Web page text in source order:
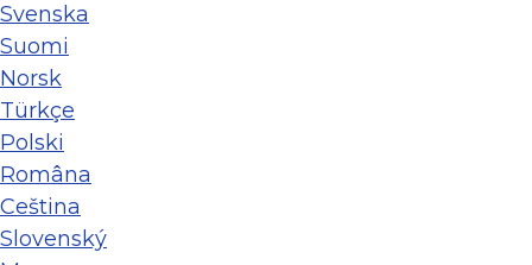
Svenska
Suomi
Norsk
Türkçe
Polski
Româna
Ceština
Slovenský